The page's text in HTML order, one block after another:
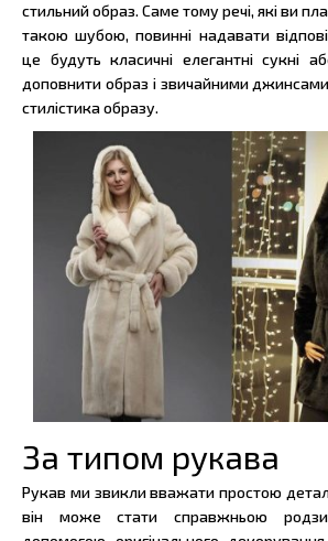
стильний образ. Саме тому речі, які ви
такою шубою, повинні надавати
це будуть класичні елегантні сукні
доповнити образ і звичайними
стилістика образу.
За типом рукава
Рукав ми звикли вважати простою
він може стати справжньою